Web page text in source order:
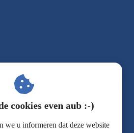
Op zoek naar
professioneel materiaal
voor jouw klus?
cookies even aub :-)
we u informeren dat deze website